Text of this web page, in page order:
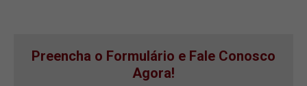
Preencha o Formulário e Fale Conosco
Agora!